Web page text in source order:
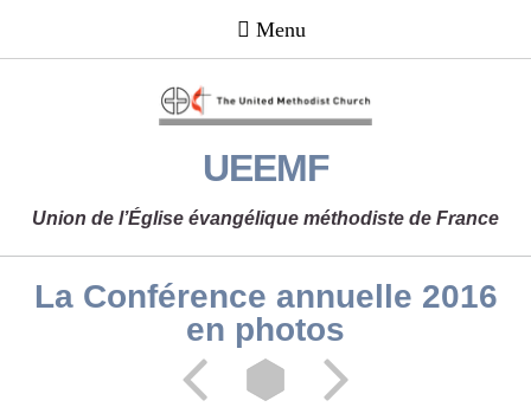
UEEMF
Union de l’Église évangélique méthodiste de France
La Conférence annuelle 2016
en photos